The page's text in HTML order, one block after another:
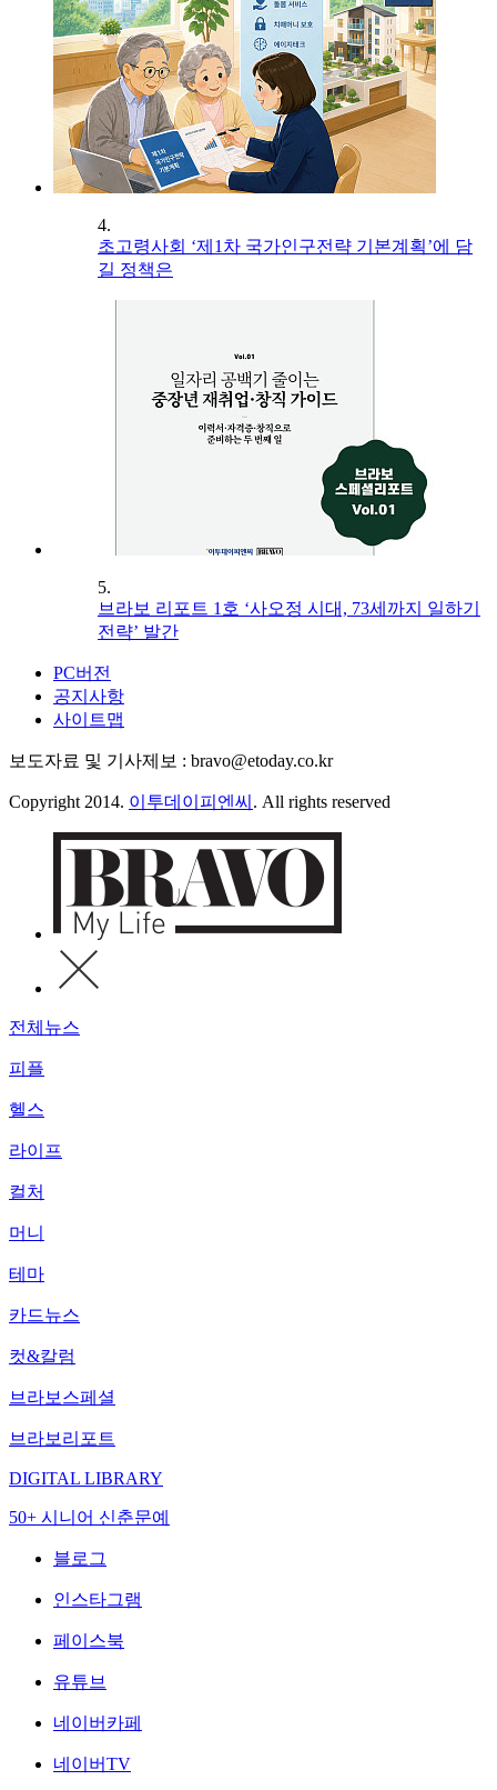
4.
초고령사회 ‘제1차 국가인구전략 기본계획’에 담
길 정책은
5.
브라보 리포트 1호 ‘사오정 시대, 73세까지 일하기
전략’ 발간
PC버전
공지사항
사이트맵
보도자료 및 기사제보 : bravo@etoday.co.kr
Copyright 2014. 이투데이피엔씨 . All rights reserved
전체뉴스
피플
헬스
라이프
컬처
머니
테마
카드뉴스
컷&칼럼
브라보스페셜
브라보리포트
DIGITAL LIBRARY
50+ 시니어 신춘문예
블로그
인스타그램
페이스북
유튜브
네이버카페
네이버TV